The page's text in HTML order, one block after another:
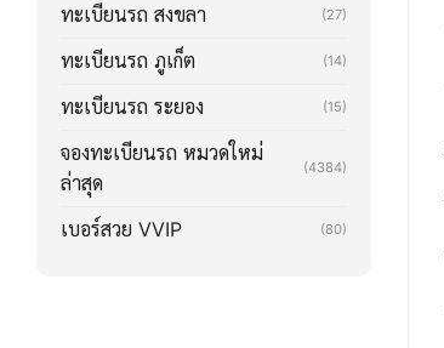
ทะเบียนรถ สงขลา (27)
ทะเบียนรถ ภูเก็ต (14)
ทะเบียนรถ ระยอง (15)
จองทะเบียนรถ หมวดใหม่
ล่าสุด
(4384)
เบอร์สวย VVIP (80)